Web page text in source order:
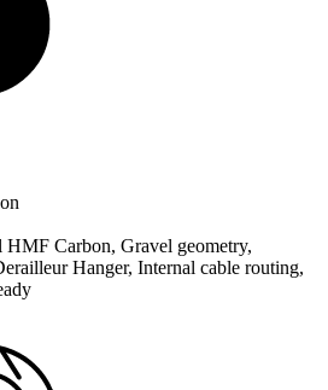
Carbon, Gravel geometry,
Hanger, Internal cable routing,